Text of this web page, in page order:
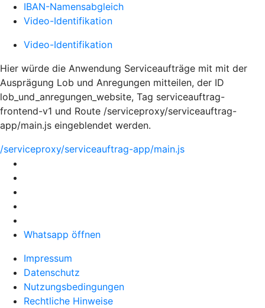
IBAN-Namensabgleich
Video-Identifikation
Video-Identifikation
Hier würde die Anwendung Serviceaufträge mit mit der
Ausprägung Lob und Anregungen mitteilen, der ID
lob_und_anregungen_website, Tag serviceauftrag-
frontend-v1 und Route /serviceproxy/serviceauftrag-
app/main.js eingeblendet werden.
/serviceproxy/serviceauftrag-app/main.js
Whatsapp öffnen
Impressum
Datenschutz
Nutzungsbedingungen
Rechtliche Hinweise